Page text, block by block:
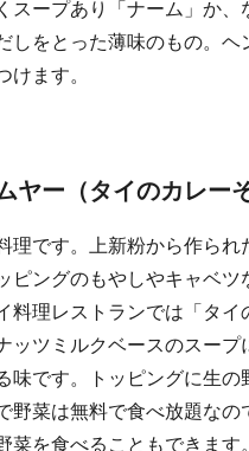
スープあり「ナーム」か
しをとった薄味のもの。
けます。
ヤー（タイのカレー
理です。上新粉から作られ
ピングのもやしやキャベツ
料理レストランでは「タイ
ッツミルクベースのスー
味です。トッピングに生
野菜は無料で食べ放題な
菜を食べることもできま